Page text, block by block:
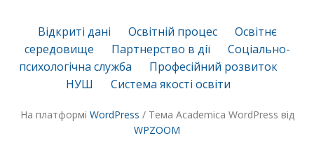
Відкриті дані Освітній процес
Освітнє
середовище
Партнерство в дії
Соціально-
психологічна служба
Професійний розвиток
НУШ
Система якості освіти
На платформі WordPress / Тема Academica WordPress від
WPZOOM